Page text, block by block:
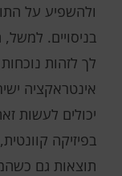
ולהשפיע על
בניסויים.
לך לזהות
אינטראקציה
יכולים לעשות
בפיזיקה
תוצאות גם